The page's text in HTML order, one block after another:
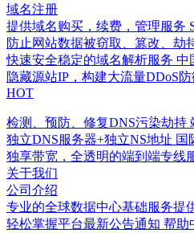
域名注册
提供域名购买，续费，管理服务
防止网站数据被窃取、篡改、劫
快速安全稳定的域名解析服务 中
隐藏源站IP，构建大流量DDoS防
HOT
检测、预防、修复DNS污染劫持
独立DNS服务器+独立NS地址 国
独享带宽，全透明的端到端专线
关于我们
公司介绍
专业的全球数据中心基础服务提
轻松掌握平台最新公告通知 帮助